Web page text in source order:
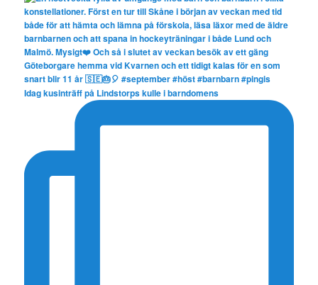
Idag kusinträff på Lindstorps kulle i barndomens